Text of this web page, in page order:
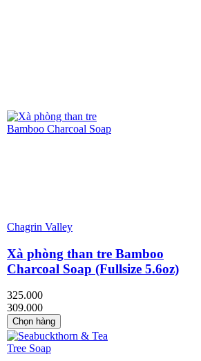
Chagrin Valley
Xà phòng than tre Bamboo
Charcoal Soap (Fullsize 5.6oz)
325.000
309.000
Chọn hàng